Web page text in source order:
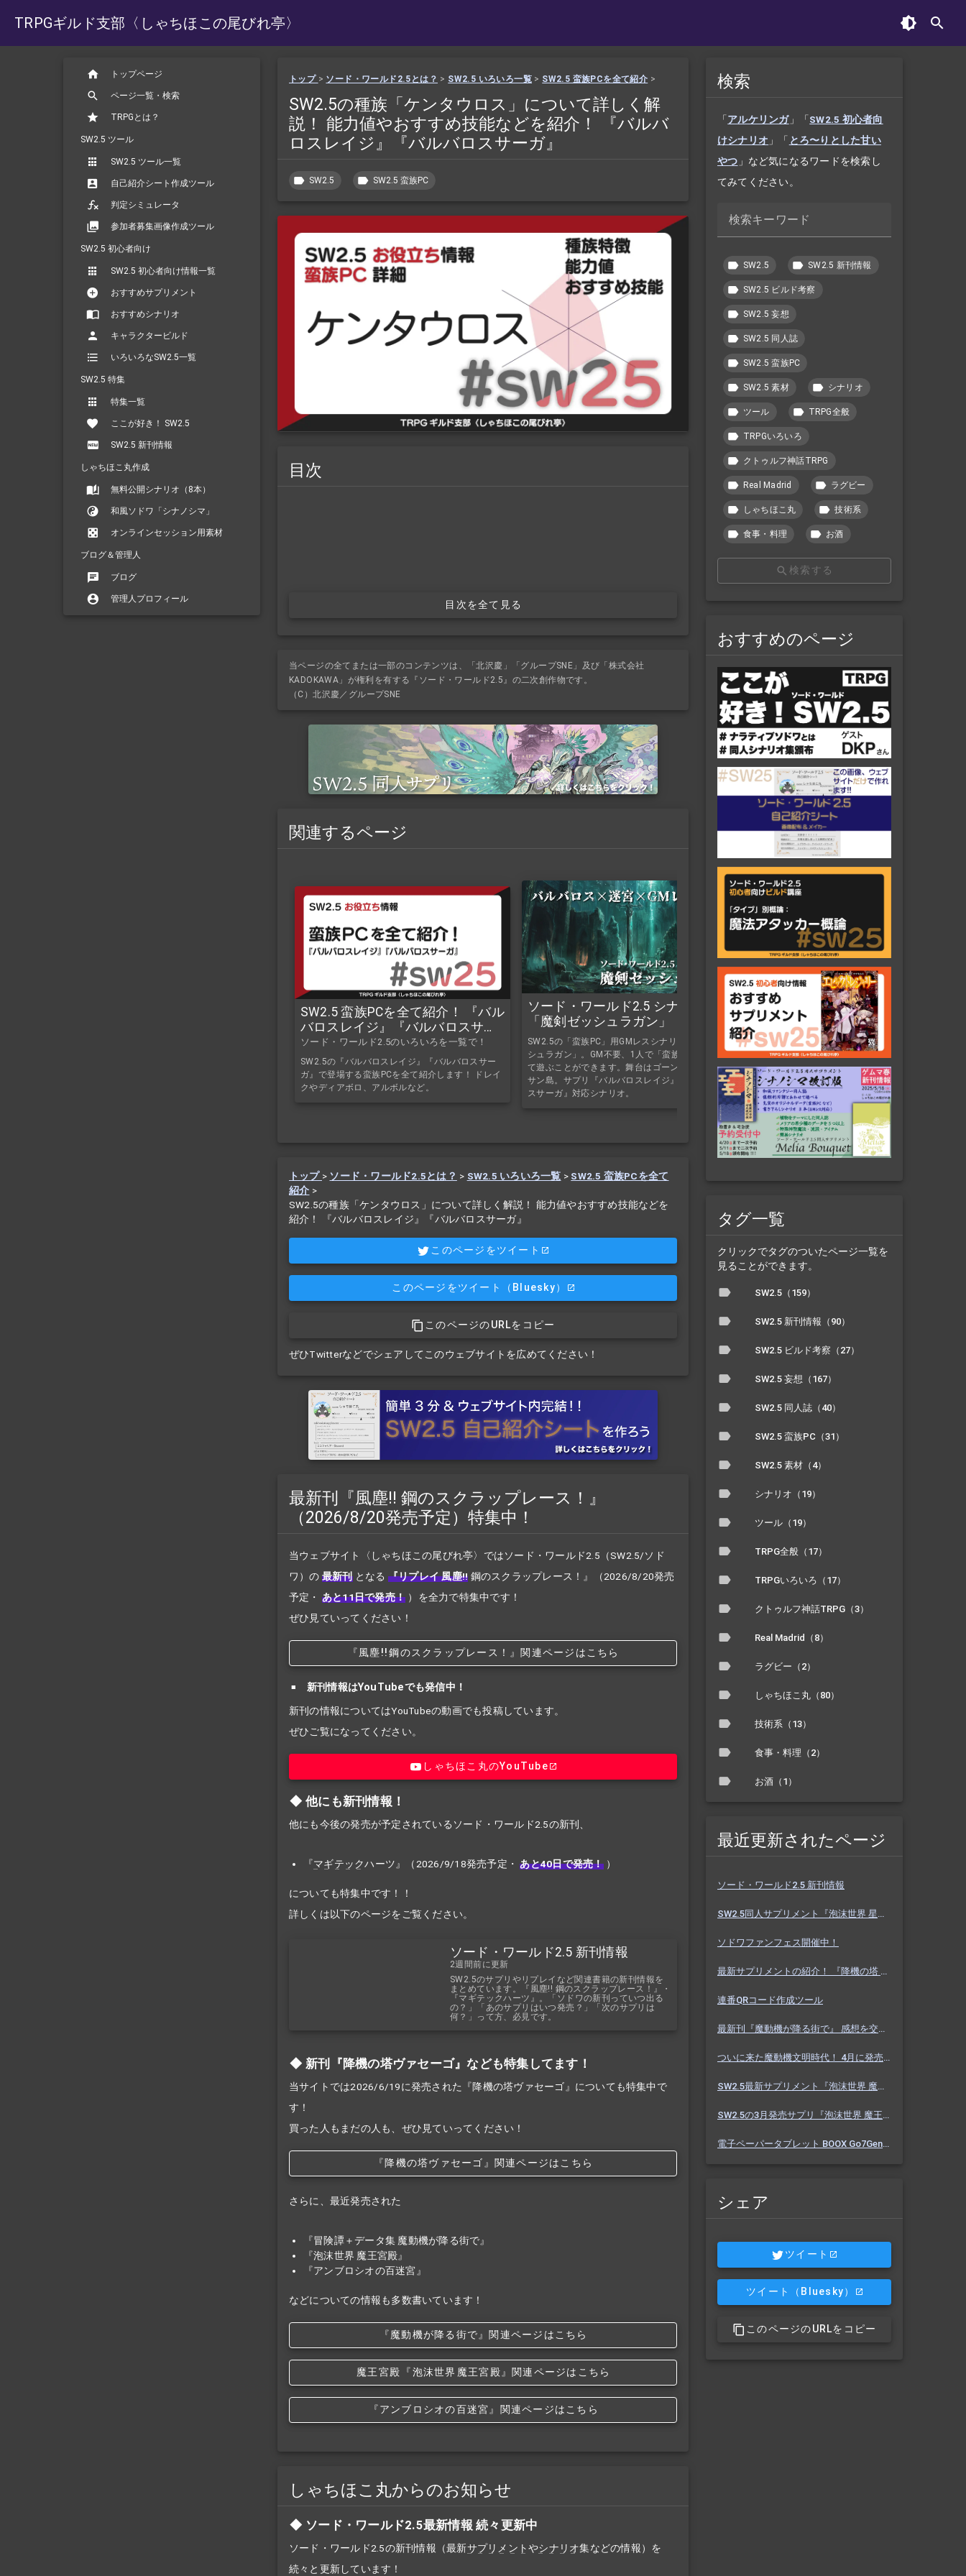
TRPGギルド支部 〈しゃちほこの尾びれ亭〉
トップページ
ページ一覧・検索
TRPGとは？
SW2.5 ツール
SW2.5 ツール一覧
自己紹介シート作成ツール
判定シミュレータ
参加者募集画像作成ツール
SW2.5 初心者向け
SW2.5 初心者向け情報一覧
おすすめサプリメント
おすすめシナリオ
キャラクタービルド
いろいろなSW2.5一覧
SW2.5 特集
特集一覧
ここが好き！ SW2.5
SW2.5 新刊情報
しゃちほこ丸作成
無料公開シナリオ（8本）
和風ソドワ「シナノシマ」
オンラインセッション用素材
ブログ＆管理人
ブログ
管理人プロフィール
トップ > ソード・ワールド2.5とは？ > SW2.5 いろいろ一覧 > SW2.5 蛮族PCを全て紹介 >
SW2.5の種族「ケンタウロス」について詳しく解
説！ 能力値やおすすめ技能などを紹介！ 『バルバ
ロスレイジ』『バルバロスサーガ』
SW2.5 SW2.5 蛮族PC
目次
目次を全て見る
当ページの全てまたは一部のコンテンツは、「北沢慶」「グループSNE」及び「株式会社
KADOKAWA」が権利を有する『ソード・ワールド2.5』の二次創作物です。
（C）北沢慶／グループSNE
関連するページ
SW2.5 蛮族PCを全て紹介！ 『バル
バロスレイジ』『バルバロスサー
ガ』
ソード・ワールド2.5のいろいろを一覧で！
SW2.5の『バルバロスレイジ』『バルバロスサー
ガ』で登場する蛮族PCを全て紹介します！ ドレイ
クやディアボロ、アルボルなど。
ソード・ワールド2.5 シナリオ
「魔剣ゼッシュラガン」（蛮族
PC・GMレス）
SW2.5の「蛮族PC」用GMレスシナリオ「魔剣ゼッ
シュラガン」。GM不要、1人で「蛮族PC」を使っ
て遊ぶことができます。舞台はゴーント地方イル
サン島。サプリ『バルバロスレイジ』『バルバロ
スサーガ』対応シナリオ。
GMウォーロックvol.14発売 ソー
ド・ワールド2.5最新情報 サポー
トも充実で超おすすめ
投稿日：2024/7/30
GMウォーロックvol.14が発売されました7/30に
『GMウォーロックvol.14』が発売されました「GM
ウォーロック」はSW2.5などを手がけるグループ...
見出し「GMウォーロックvol.14が発売されまし
た！」「SW2.5の最新情報！」「SW2.5のサポー
トも！」「マーダーミステリーやボードゲーム・
TRPGのサポートがたくさん！」「まとめ」 公開
トップ > ソード・ワールド2.5とは？ > SW2.5 いろいろ一覧 > SW2.5 蛮族PCを全て
紹介 >
SW2.5の種族「ケンタウロス」について詳しく解説！ 能力値やおすすめ技能などを
紹介！ 『バルバロスレイジ』『バルバロスサーガ』
このページをツイート
このページをツイート （Bluesky）
このページのURLをコピー
ぜひTwitterなどでシェアしてこのウェブサイトを広めてください！
最新刊『風塵!! 鋼のスクラップレース！』
（2026/8/20発売予定）特集中！
当ウェブサイト〈しゃちほこの尾びれ亭〉ではソード・ワールド2.5（SW2.5/ソド
ワ）の 最新刊 となる 『リプレイ 風塵!! 鋼のスクラップレース！』
（2026/8/20発売
予定・ あと11日で発売！ ）を全力で特集中です！
ぜひ見ていってください！
『風塵!! 鋼のスクラップレース！』関連ページはこちら
新刊情報はYouTubeでも発信中！
新刊の情報についてはYouTubeの動画でも投稿しています。
ぜひご覧になってください。
しゃちほこ丸のYouTube
他にも新刊情報！
他にも今後の発売が予定されているソード・ワールド2.5の新刊、
『マギテックハーツ』（2026/9/18発売予定・ あと40日で発売！ ）
についても特集中です！！
詳しくは以下のページをご覧ください。
ソード・ワールド2.5 新刊情報
2週間前に更新
SW2.5のサプリやリプレイなど関連書籍の新刊情報を
まとめています。『風塵!! 鋼のスクラップレース！』・
『マギテックハーツ』。「ソドワの新刊っていつ出る
の？」「あのサプリはいつ発売？」「次のサプリは
何？」って方、必見です。
新刊『降機の塔ヴァセーゴ』なども特集してます！
当サイトでは2026/6/19に発売された『降機の塔ヴァセーゴ』についても特集中で
す！
買った人もまだの人も、ぜひ見ていってください！
『降機の塔ヴァセーゴ』関連ページはこちら
さらに、最近発売された
『冒険譚＋データ集 魔動機が降る街で』
『泡沫世界 魔王宮殿』
『アンブロシオの百迷宮』
などについての情報も多数書いています！
『魔動機が降る街で』関連ページはこちら
魔王宮殿 『泡沫世界 魔王宮殿』関連ページはこちら
『アンブロシオの百迷宮』関連ページはこちら
しゃちほこ丸からのお知らせ
ソード・ワールド2.5最新情報 続々更新中
ソード・ワールド2.5の新刊情報（最新サプリメントやシナリオ集などの情報）を
続々と更新しています！
検索
「 アルケリンガ」「 SW2.5 初心者向
けシナリオ 」「 とろ〜りとした甘い
やつ 」など気になるワードを検索し
てみてください。
検索キーワード
SW2.5 SW2.5 新刊情報
SW2.5 ビルド考察
SW2.5 妄想
SW2.5 同人誌
SW2.5 蛮族PC
SW2.5 素材 シナリオ
ツール TRPG全般
TRPGいろいろ
クトゥルフ神話TRPG
Real Madrid ラグビー
しゃちほこ丸 技術系
食事・料理 お酒
検索する
おすすめのページ
タグ一覧
クリックでタグのついたページ一覧を
見ることができます。
SW2.5（159）
SW2.5 新刊情報（90）
SW2.5 ビルド考察（27）
SW2.5 妄想（167）
SW2.5 同人誌（40）
SW2.5 蛮族PC（31）
SW2.5 素材（4）
シナリオ（19）
ツール（19）
TRPG全般（17）
TRPGいろいろ（17）
クトゥルフ神話TRPG（3）
Real Madrid（8）
ラグビー（2）
しゃちほこ丸（80）
技術系（13）
食事・料理（2）
お酒（1）
最近更新されたページ
ソード・ワールド2.5 新刊情報
SW2.5同人サプリメント『泡沫世界 星と砂のノクターン』 #ホスノク
ソドワファンフェス開催中！
最新サプリメントの紹介！ 『降機の塔 ヴァセーゴ』 魔動機好きなら必見！ 随伴魔動機と旅に出よう！
連番QRコード作成ツール
最新刊『魔動機が降る街で』 感想を交えて紹介します！ 魔動機テーマの小説！ おもしろいデータも多数！
ついに来た魔動機文明時代！ 4月に発売のソドワ最新刊 『魔動機が降る街で』 紹介・予想・考察！
SW2.5最新サプリメント『泡沫世界 魔王宮殿』 バーっと読んだ感想を交えて紹介します！！
SW2.5の3月発売サプリ『泡沫世界 魔王宮殿』 これまでにわかった内容を予想を交えて紹介
電子ペーパータブレット BOOX Go7Gen2 購入しました【Eink】
シェア
ツイート
ツイート （Bluesky）
このページのURLをコピー